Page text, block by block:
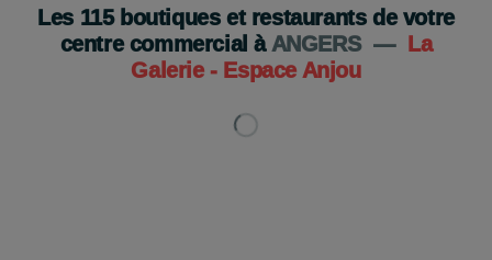
Je découvre
Les 115boutiques et restaurants de votre
centre commercial à ANGERS —
La
Galerie - Espace Anjou